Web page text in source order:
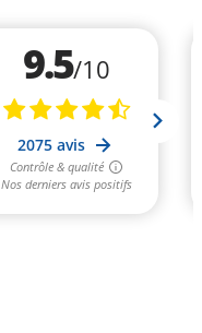
9.5/10
2075 avis
Contrôle & qualité
Nos derniers avis positifs